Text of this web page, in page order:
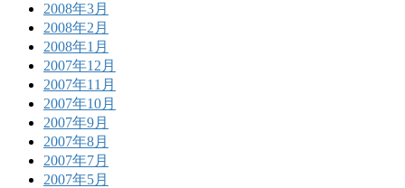
2008年3月
2008年2月
2008年1月
2007年12月
2007年11月
2007年10月
2007年9月
2007年8月
2007年7月
2007年5月